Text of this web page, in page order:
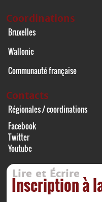
Coordinations
Bruxelles
Wallonie
Communauté française
Contacts
Régionales / coordinations
Facebook
Twitter
Youtube
Lire et Écrire
Inscription à